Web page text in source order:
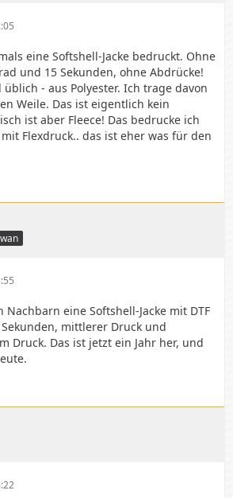
eine Softshell-Jacke bedruckt. Ohne
und 15 Sekunden, ohne Abdrücke!
üblich - aus Polyester. Ich trage davon
Weile. Das ist eigentlich kein
ist aber Fleece! Das bedrucke ich
Flexdruck.. das ist eher was für den
eine Softshell-Jacke mit DTF
Sekunden, mittlerer Druck und
Druck. Das ist jetzt ein Jahr her, und